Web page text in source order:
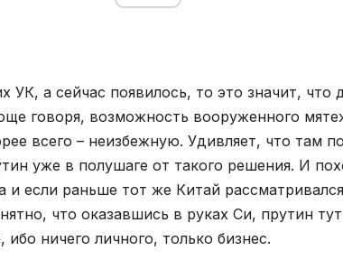
УК, а сейчас появилось, то это значит, что
говоря, возможность вооруженного
всего – неизбежную. Удивляет, что там
уже в полушаге от такого решения. И
если раньше тот же Китай рассматривался
что оказавшись в руках Си, прутин
ничего личного, только бизнес.